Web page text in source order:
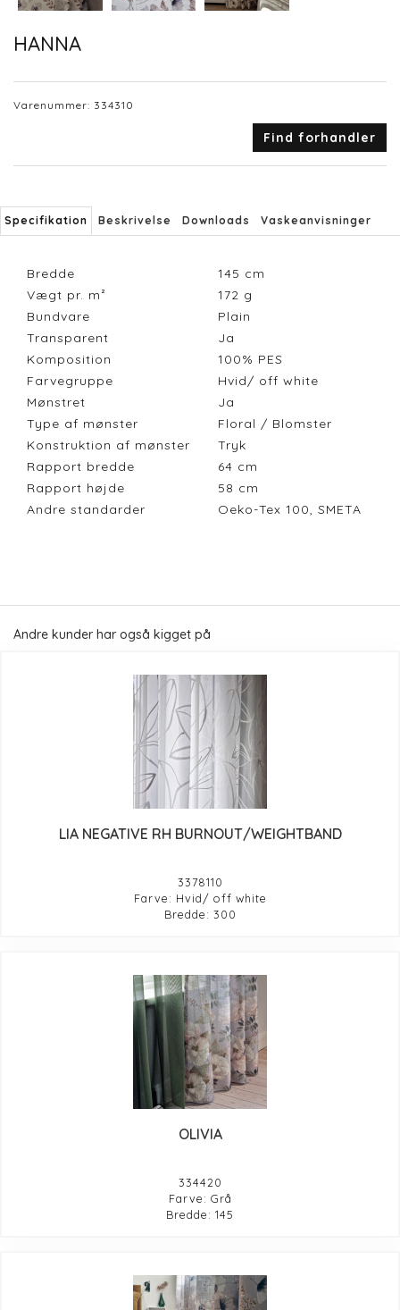
HANNA
Varenummer: 334310
Find forhandler
Specifikation Beskrivelse Downloads Vaskeanvisninger
Bredde 145 cm
Vægt pr. m²
172 g
Bundvare
Plain
Transparent
Ja
Komposition
100% PES
Farvegruppe
Hvid/ off white
Mønstret
Ja
Type af mønster
Floral / Blomster
Konstruktion af mønster
Tryk
Rapport bredde
64 cm
Rapport højde
58 cm
Andre standarder
Oeko-Tex 100, SMETA
Andre kunder har også kigget på
LIA NEGATIVE RH BURNOUT/WEIGHTBAND
3378110
Farve: Hvid/ off white
Bredde: 300
OLIVIA
334420
Farve: Grå
Bredde: 145